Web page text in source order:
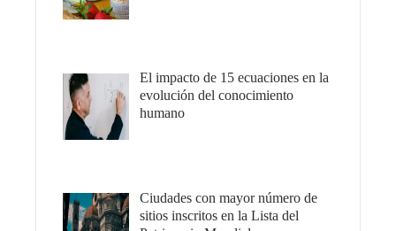
El impacto de 15 ecuaciones en la
evolución del conocimiento
humano
Ciudades con mayor número de
sitios inscritos en la Lista del